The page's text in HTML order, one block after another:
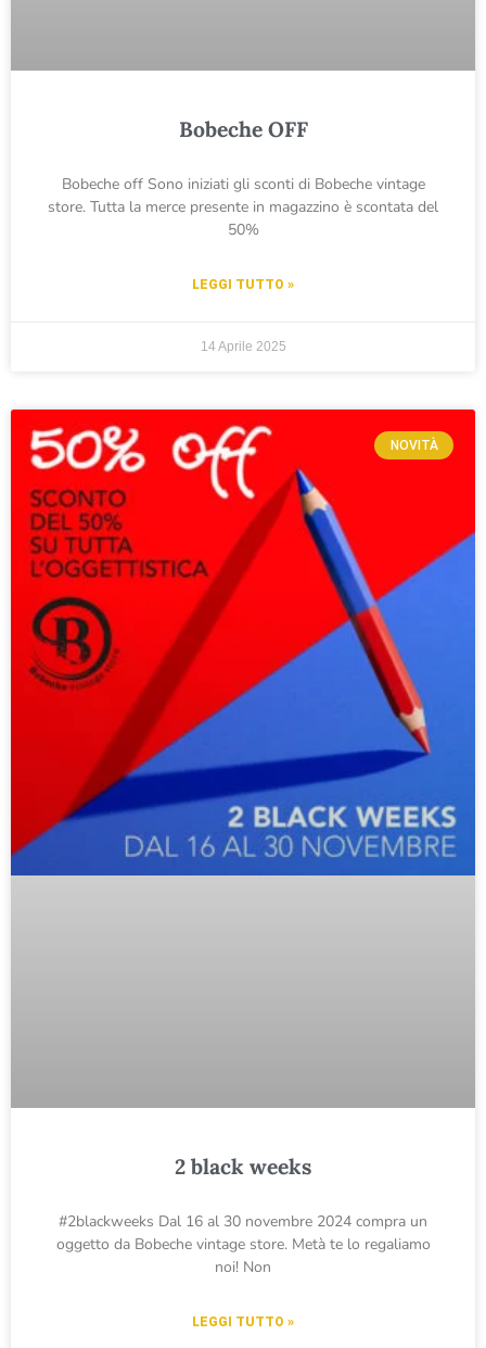
Bobeche OFF
Bobeche off Sono iniziati gli sconti di Bobeche vintage
store. Tutta la merce presente in magazzino è scontata del
50%
LEGGI TUTTO »
14 Aprile 2025
NOVITÀ
2 black weeks
#2blackweeks Dal 16 al 30 novembre 2024 compra un
oggetto da Bobeche vintage store. Metà te lo regaliamo
noi! Non
LEGGI TUTTO »